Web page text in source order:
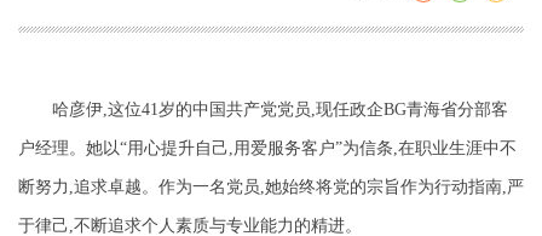
哈彦伊,这位41岁的中国共产党党员,现任政企BG青海省分部客
户经理。她以“用心提升自己,用爱服务客户”为信条,在职业生涯中不
断努力,追求卓越。作为一名党员,她始终将党的宗旨作为行动指南,严
于律己,不断追求个人素质与专业能力的精进。